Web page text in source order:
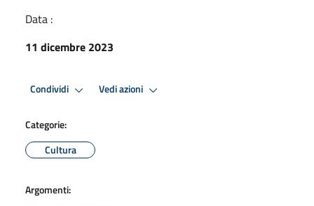
Data :
11 dicembre 2023
Condividi Vedi azioni
Categorie:
Cultura
Argomenti: